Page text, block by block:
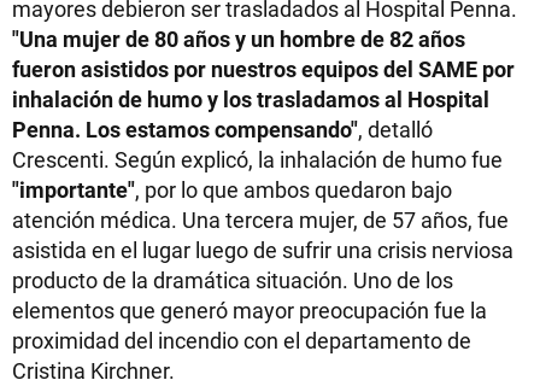
mayores debieron ser trasladados al Hospital Penna.
"Una mujer de 80 años y un hombre de 82 años
fueron asistidos por nuestros equipos del SAME por
inhalación de humo y los trasladamos al Hospital
Penna. Los estamos compensando", detalló
Crescenti. Según explicó, la inhalación de humo fue
"importante", por lo que ambos quedaron bajo
atención médica. Una tercera mujer, de 57 años, fue
asistida en el lugar luego de sufrir una crisis nerviosa
producto de la dramática situación. Uno de los
elementos que generó mayor preocupación fue la
proximidad del incendio con el departamento de
Cristina Kirchner.